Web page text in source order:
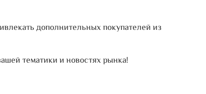
дополнительных покупателей из
тематики и новостях рынка!